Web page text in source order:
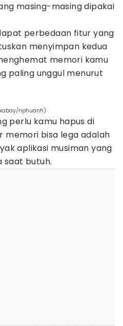
masing-masing dipakai
perbedaan fitur yang
menyimpan kedua
memori kamu
paling unggul menurut
nphuanh)
perlu kamu hapus di
memori bisa lega adalah
aplikasi musiman yang
saat butuh.